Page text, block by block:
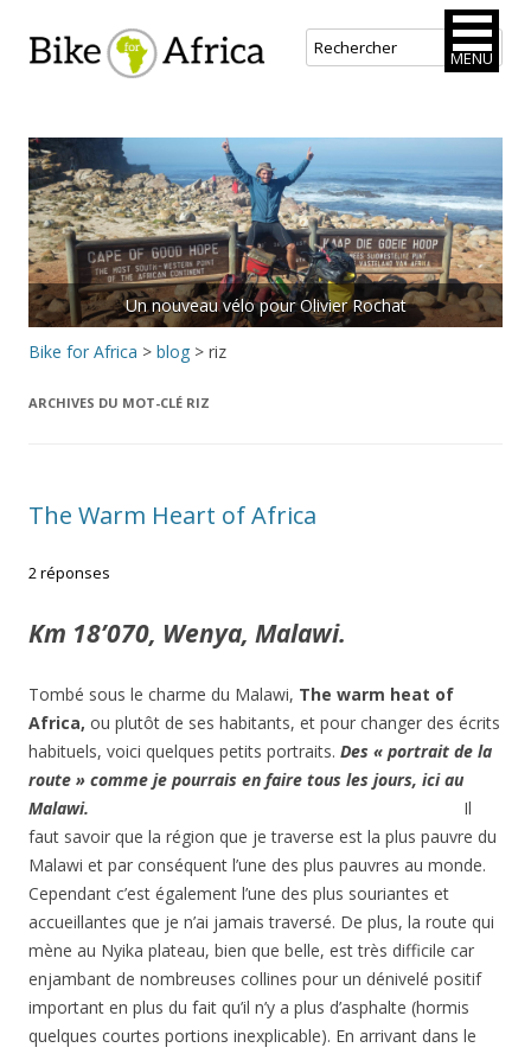
Bike for Africa
au
contenu
principal
Un nouveau vélo pour Olivier Rochat
Bike for Africa > blog > riz
ARCHIVES DU MOT-CLÉ RIZ
The Warm Heart of Africa
2 réponses
Km 18’070, Wenya, Malawi.
Tombé sous le charme du Malawi, The warm heat of
Africa, ou plutôt de ses habitants, et pour changer des écrits
habituels, voici quelques petits portraits. Des « portrait de la
route » comme je pourrais en faire tous les jours, ici au
Malawi. Il
faut savoir que la région que je traverse est la plus pauvre du
Malawi et par conséquent l’une des plus pauvres au monde.
Cependant c’est également l’une des plus souriantes et
accueillantes que je n’ai jamais traversé. De plus, la route qui
mène au Nyika plateau, bien que belle, est très difficile car
enjambant de nombreuses collines pour un dénivelé positif
important en plus du fait qu’il n’y a plus d’asphalte (hormis
quelques courtes portions inexplicable). En arrivant dans le
MENU